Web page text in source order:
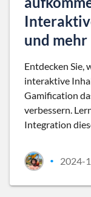
und mehr
Entdecken Sie,
interaktive
Gamification
verbessern.
Integration
• 2024-